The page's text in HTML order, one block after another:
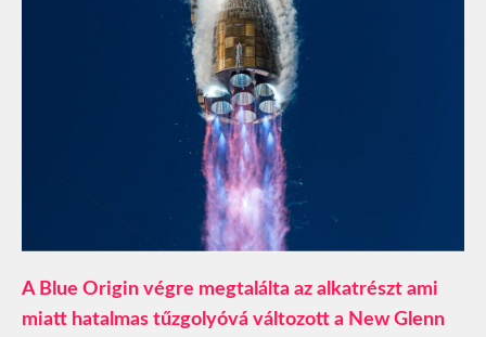
A Blue Origin végre megtalálta az alkatrészt ami
miatt hatalmas tűzgolyóvá változott a New Glenn